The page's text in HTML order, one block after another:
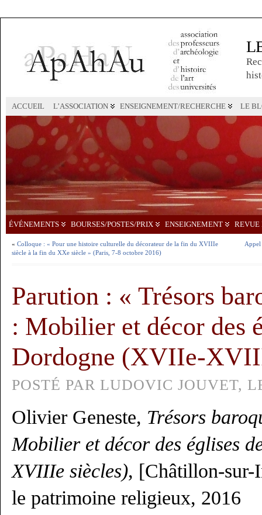
ACCUEIL L’ASSOCIATION ENSEIGNEMENT/RECHERCHE LE
ÉVÉNEMENTS BOURSES/POSTES/PRIX ENSEIGNEMENT REVUE
« Colloque : « Pour une histoire culturelle du décorateur de la fin du XVIIIe
siècle à la fin du XXe siècle » (Paris, 7-8 octobre 2016)
Appel
Parution : « Trésors
: Mobilier et décor des
Dordogne (XVIIe-
POSTÉ PAR LUDOVIC JOUVET,
Olivier Geneste, Trésors
Mobilier et décor des églises
XVIIIe siècles), [Châtillon-sur-
le patrimoine religieux, 2016